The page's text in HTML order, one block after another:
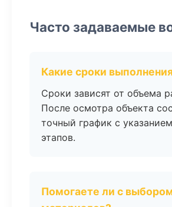
Часто задаваемые
Какие сроки
Сроки зависят от объема
После осмотра объекта
точный график с
этапов.
Помогаете ли с